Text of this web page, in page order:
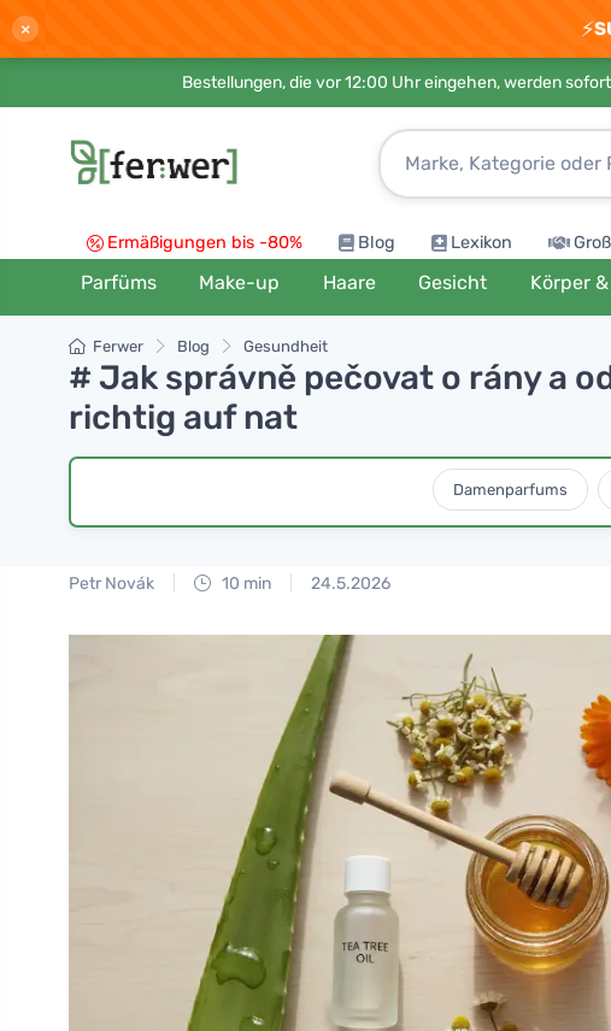
× ⚡
Bestellungen, die vor 12:00 Uhr eingehen, werden sofort
Ermäßigungen bis -80% Blog Lexikon
Parfüms Make-up Haare Gesicht Körper
Ferwer Blog Gesundheit
# Jak správně pečovat o rány a
richtig auf nat
Damenparfums
Petr Novák 10 min 24.5.2026